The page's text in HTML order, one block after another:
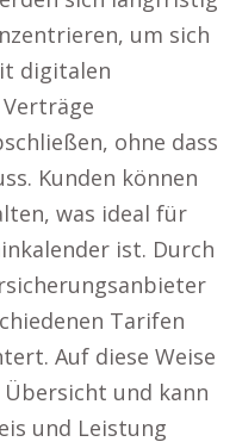
um sich
digitalen
ohne dass
Kunden können
was ideal für
ist. Durch
Tarifen
Auf diese Weise
und kann
und Leistung